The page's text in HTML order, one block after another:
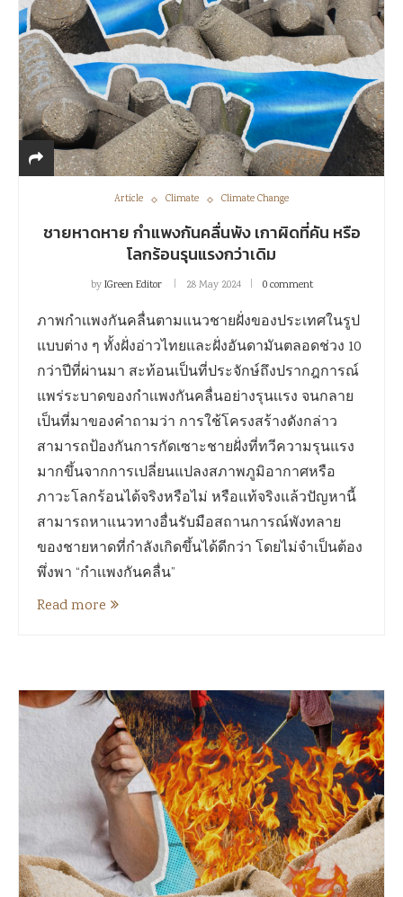
Article Climate Climate Change
ชายหาดหาย กำแพงกันคลื่นพัง เกาผิดที่คัน หรือ
โลกร้อนรุนแรงกว่าเดิม
byIGreen Editor 28 May 2024 0 comment
ภาพกำเเพงกันคลื่นตามแนวชายฝั่งของประเทศในรูป
แบบต่าง ๆ ทั้งฝั่งอ่าวไทยและฝั่งอันดามันตลอดช่วง 10
กว่าปีที่ผ่านมา สะท้อนเป็นที่ประจักษ์ถึงปรากฎการณ์
แพร่ระบาดของกำเเพงกันคลื่นอย่างรุนเเรง จนกลาย
เป็นที่มาของคำถามว่า การใช้โครงสร้างดังกล่าว
สามารถป้องกันการกัดเซาะชายฝั่งที่ทวีความรุนแรง
มากขึ้นจากการเปลี่ยนแปลงสภาพภูมิอากาศหรือ
ภาวะโลกร้อนได้จริงหรือไม่ หรือแท้จริงแล้วปัญหานี้
สามารถหาแนวทางอื่นรับมือสถานการณ์พังทลาย
ของชายหาดที่กำลังเกิดขึ้นได้ดีกว่า โดยไม่จำเป็นต้อง
พึ่งพา “กำเเพงกันคลื่น”
Read more